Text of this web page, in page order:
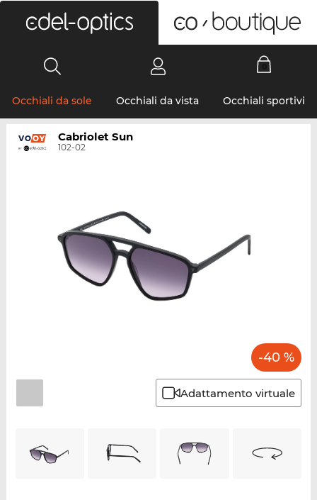
Occhiali da sole Occhiali da vista Occhiali sportivi
Cabriolet Sun
102-02
-40 %
Adattamento virtuale